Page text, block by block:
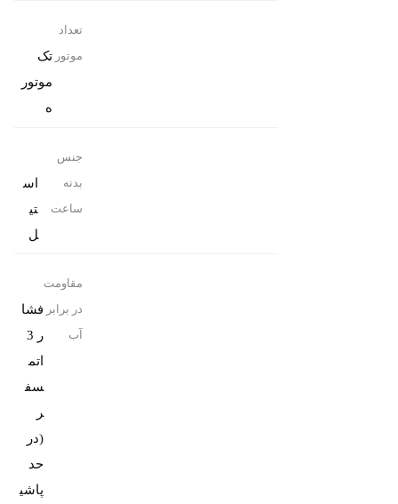
تعداد
موتور تک
موتور
ه
جنس
بدنه
ساعت
اس
تی
ل
مقاومت
در برابر
آب
فشا
ر 3
اتم
سف
ر
(در
حد
پاشی